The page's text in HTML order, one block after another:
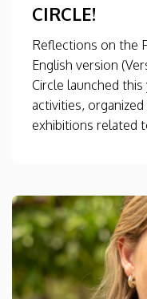
CIRCLE!
Reflections on the
English version
Circle launched
activities,
exhibitions related